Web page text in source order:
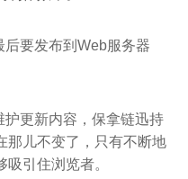
要发布到Web服务器
更新内容，保拿链迅持
那儿不变了，只有不断地
引住浏览者。